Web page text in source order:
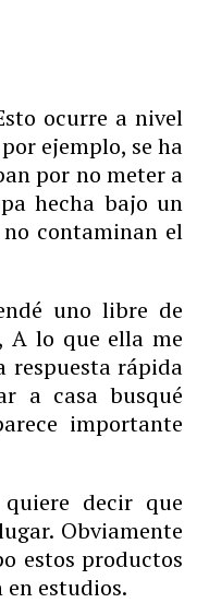
ocurre a nivel
ejemplo, se ha
por no meter a
hecha bajo un
contaminan el
uno libre de
A lo que ella me
respuesta rápida
a casa busqué
importante
decir que
Obviamente
estos productos
estudios.